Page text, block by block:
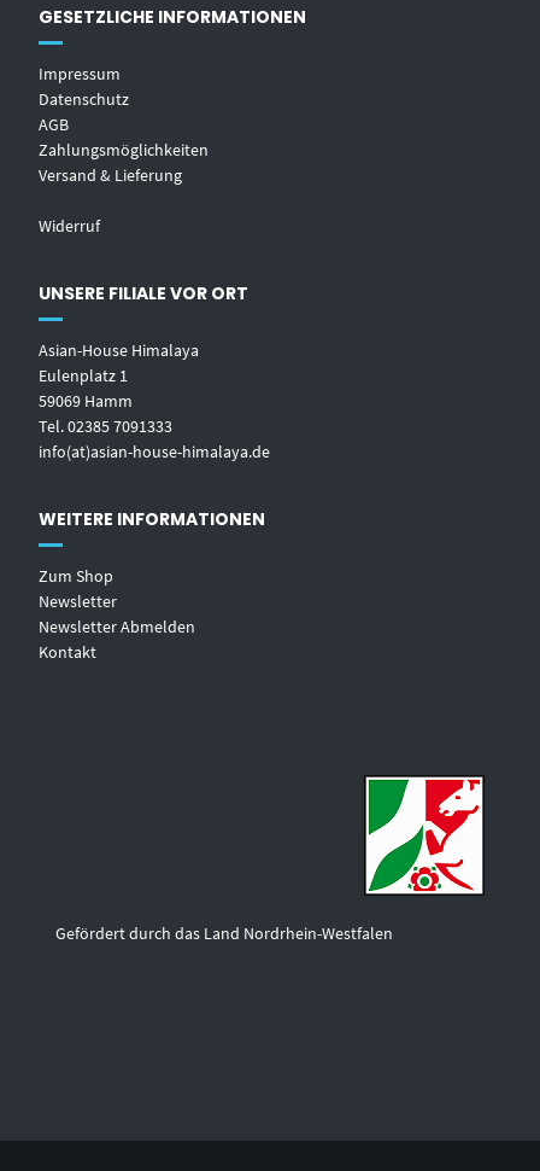
GESETZLICHE INFORMATIONEN
Impressum
Datenschutz
AGB
Zahlungsmöglichkeiten
Versand & Lieferung
Widerruf
UNSERE FILIALE VOR ORT
Asian-House Himalaya
Eulenplatz 1
59069 Hamm
Tel. 02385 7091333
info(at)asian-house-himalaya.de
WEITERE INFORMATIONEN
Zum Shop
Newsletter
Newsletter Abmelden
Kontakt
Gefördert durch das Land Nordrhein-Westfalen